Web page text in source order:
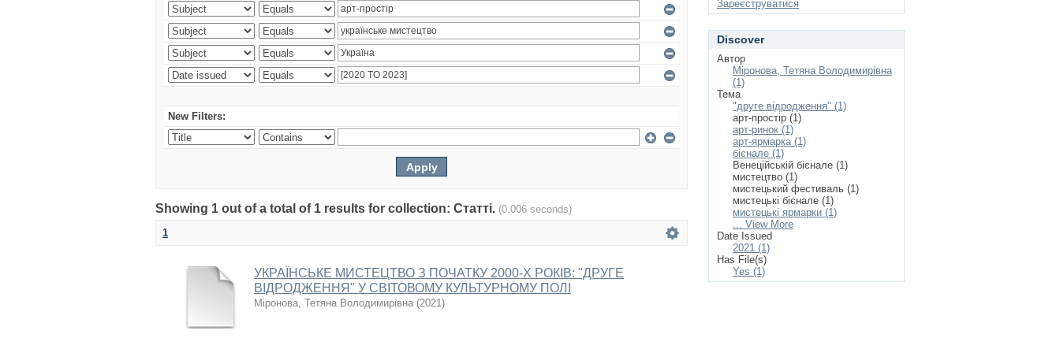
New Filters:
Showing 1 out of a total of 1 results for collection: Статті. (0.006 seconds)
1
УКРАЇНСЬКЕ МИСТЕЦТВО З ПОЧАТКУ 2000-Х РОКІВ: "ДРУГЕ
ВІДРОДЖЕННЯ" У СВІТОВОМУ КУЛЬТУРНОМУ ПОЛІ
Міронова, Тетяна Володимирівна (2021)
Зареєструватися
Discover
Автор
Міронова, Тетяна Володимирівна
(1)
Тема
"друге відродження" (1)
арт-простір (1)
арт-ринок (1)
арт-ярмарка (1)
бієнале (1)
Венеційській бієнале (1)
мистецтво (1)
мистецький фестиваль (1)
мистецькі бієнале (1)
мистецькі ярмарки (1)
... View More
Date Issued
2021 (1)
Has File(s)
Yes (1)